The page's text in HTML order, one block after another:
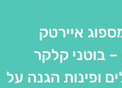
איירטק
בוטני קלקר
ופינות הגנה על